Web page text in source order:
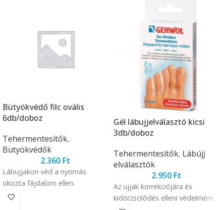
Bütyökvédő filc ovális
6db/doboz
Tehermentesítők,
Bütyökvédők
2.360 Ft
Lábujjakon véd a nyomás
okozta fájdalom ellen.
Gél lábujjelválasztó kicsi
3db/doboz
Tehermentesítők, Lábújj
elválasztók
2.950 Ft
Az ujjak korrekciójára és
kidörzsölődés elleni védelmére.